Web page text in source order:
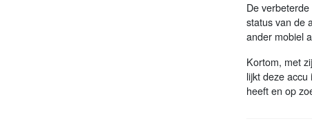
De
status van de
ander mobiel
Kortom, met
lijkt deze
heeft en op